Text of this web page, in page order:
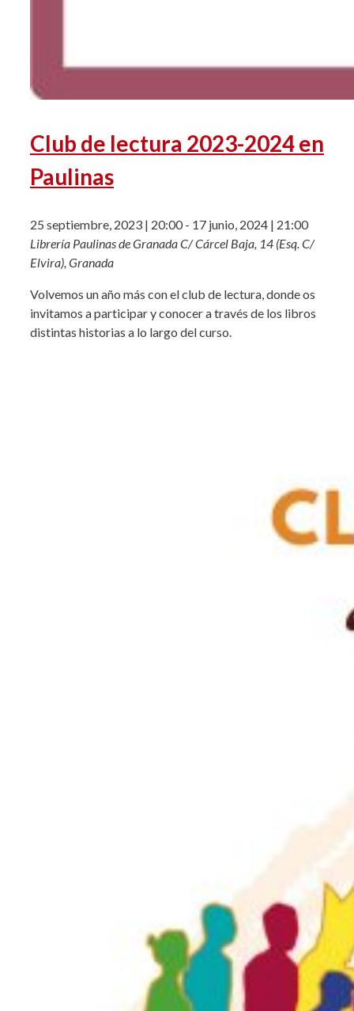
Club de lectura 2023-2024 en
Paulinas
25 septiembre, 2023 | 20:00- 17 junio, 2024 | 21:00
Librería Paulinas de GranadaC/ Cárcel Baja, 14 (Esq. C/
Elvira), Granada
Volvemos un año más con el club de lectura, donde os
invitamos a participar y conocer a través de los libros
distintas historias a lo largo del curso.